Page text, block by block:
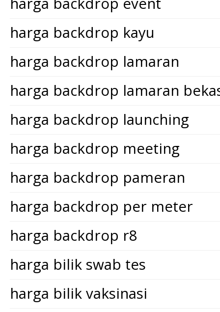
harga backdrop kayu
harga backdrop lamaran
harga backdrop lamaran
harga backdrop launching
harga backdrop meeting
harga backdrop pameran
harga backdrop per meter
harga backdrop r8
harga bilik swab tes
harga bilik vaksinasi